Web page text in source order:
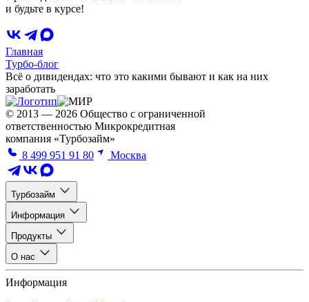
и будьте в курсе!
Главная
Турбо-блог
Всё о дивидендах: что это какими бывают и как на них
заработать
© 2013 — 2026 Общество с ограниченной
ответственностью Микрокредитная
компания «Турбозайм»
8 499 951 91 80
Москва
Турбозайм
Информация
Продукты
О нас
Информация